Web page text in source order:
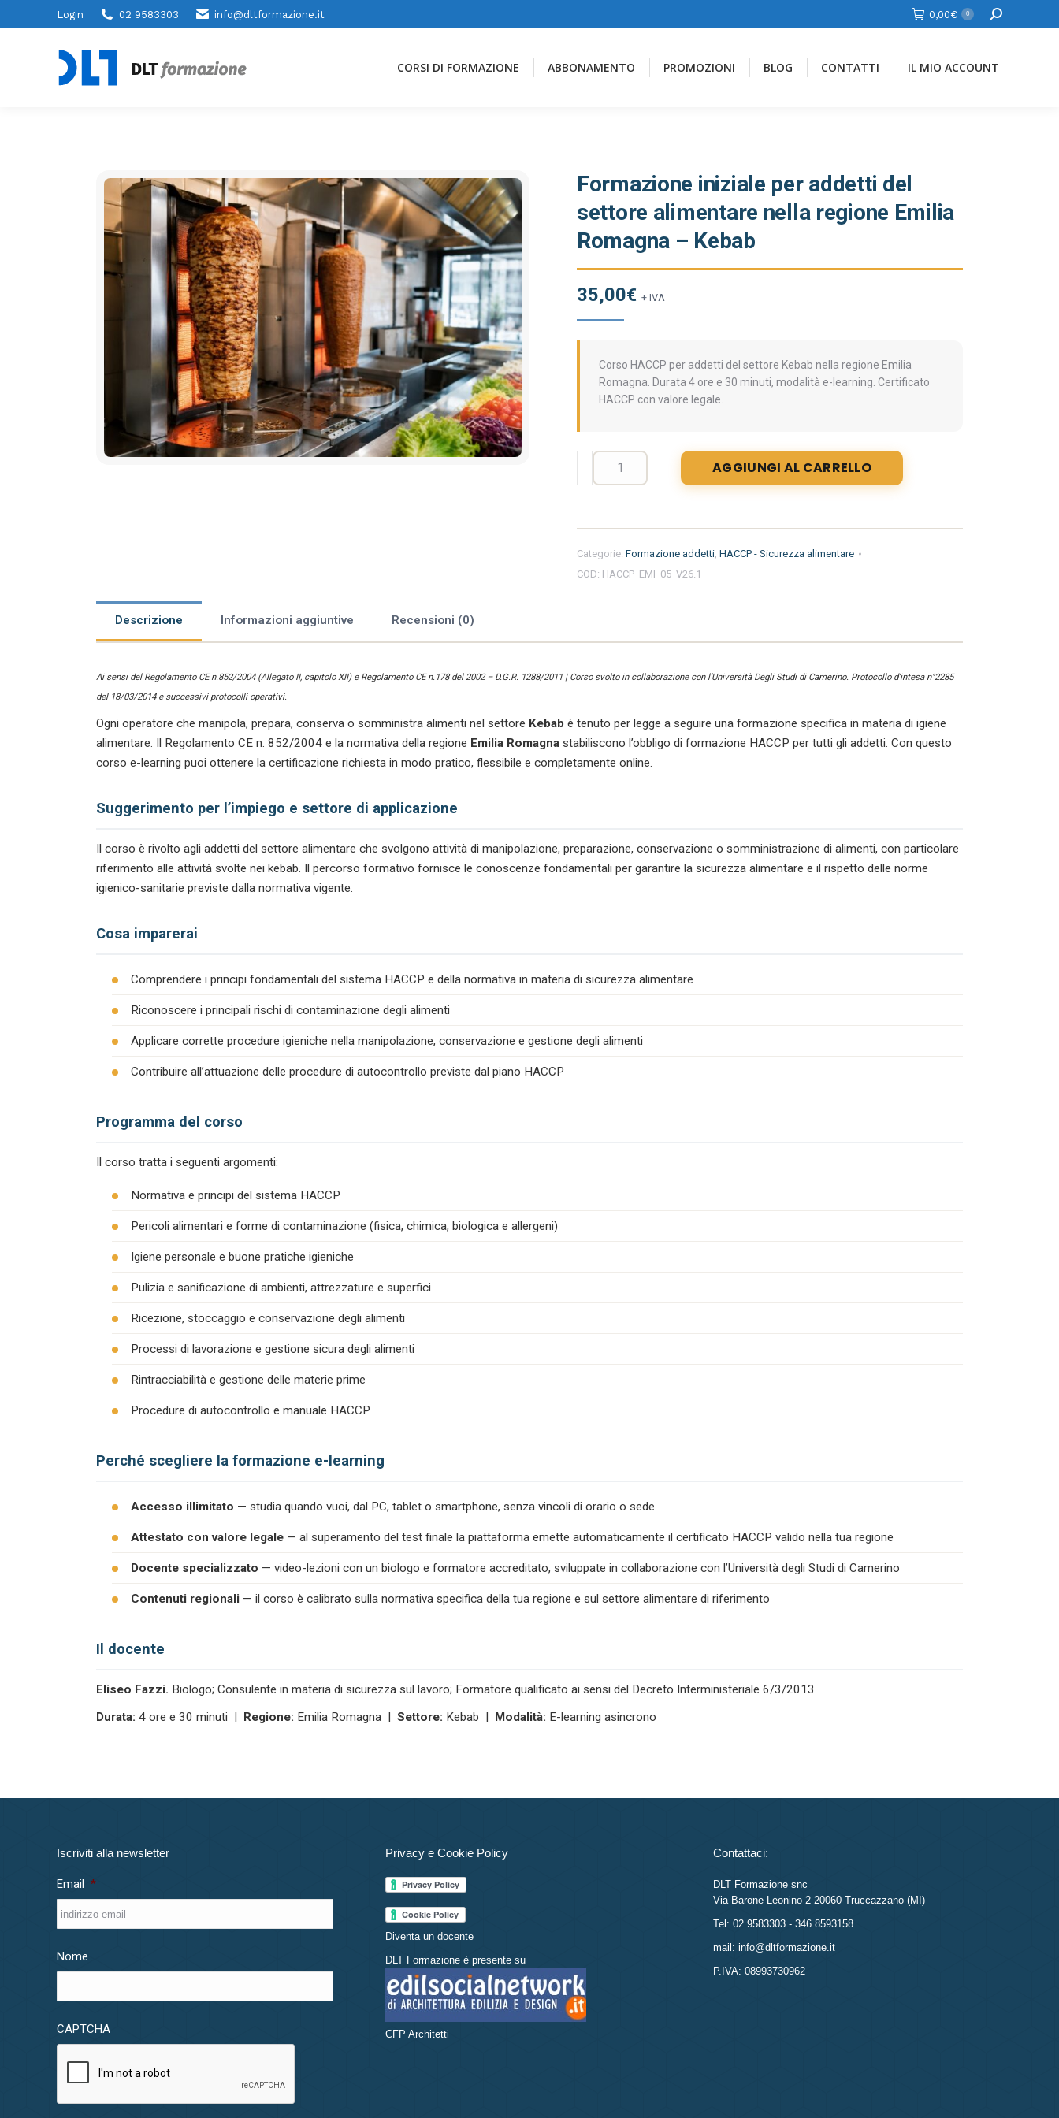
Login 02 9583303 info@dltformazione.it 0,00€ 0 Cerca
CORSI DI FORMAZIONE ABBONAMENTO PROMOZIONI BLOG CONTATTI IL MIO ACCOUNT
Formazione iniziale per addetti del
settore alimentare nella regione Emilia
Romagna – Kebab
35,00€ + IVA
Corso HACCP per addetti del settore Kebab nella regione Emilia
Romagna. Durata 4 ore e 30 minuti, modalità e-learning. Certificato
HACCP con valore legale.
Formazione
del
alimentare
nella
quantità
AGGIUNGI AL CARRELLO
Categorie: Formazione addetti, HACCP - Sicurezza alimentare
COD: HACCP_EMI_05_V26.1
Descrizione Informazioni aggiuntive Recensioni (0)
Ai sensi del Regolamento CE n.852/2004 (Allegato II, capitolo XII) e Regolamento CE n.178 del 2002 – D.G.R. 1288/2011 | Corso svolto in collaborazione con l’Università Degli Studi di Camerino. Protocollo d’intesa n°2285
del 18/03/2014 e successivi protocolli operativi.
Ogni operatore che manipola, prepara, conserva o somministra alimenti nel settore Kebab è tenuto per legge a seguire una formazione specifica in materia di igiene
alimentare. Il Regolamento CE n. 852/2004 e la normativa della regione Emilia Romagna stabiliscono l’obbligo di formazione HACCP per tutti gli addetti. Con questo
corso e-learning puoi ottenere la certificazione richiesta in modo pratico, flessibile e completamente online.
Suggerimento per l’impiego e settore di applicazione
Il corso è rivolto agli addetti del settore alimentare che svolgono attività di manipolazione, preparazione, conservazione o somministrazione di alimenti, con particolare
riferimento alle attività svolte nei kebab. Il percorso formativo fornisce le conoscenze fondamentali per garantire la sicurezza alimentare e il rispetto delle norme
igienico-sanitarie previste dalla normativa vigente.
Cosa imparerai
Comprendere i principi fondamentali del sistema HACCP e della normativa in materia di sicurezza alimentare
Riconoscere i principali rischi di contaminazione degli alimenti
Applicare corrette procedure igieniche nella manipolazione, conservazione e gestione degli alimenti
Contribuire all’attuazione delle procedure di autocontrollo previste dal piano HACCP
Programma del corso
Il corso tratta i seguenti argomenti:
Normativa e principi del sistema HACCP
Pericoli alimentari e forme di contaminazione (fisica, chimica, biologica e allergeni)
Igiene personale e buone pratiche igieniche
Pulizia e sanificazione di ambienti, attrezzature e superfici
Ricezione, stoccaggio e conservazione degli alimenti
Processi di lavorazione e gestione sicura degli alimenti
Rintracciabilità e gestione delle materie prime
Procedure di autocontrollo e manuale HACCP
Perché scegliere la formazione e-learning
Accesso illimitato — studia quando vuoi, dal PC, tablet o smartphone, senza vincoli di orario o sede
Attestato con valore legale — al superamento del test finale la piattaforma emette automaticamente il certificato HACCP valido nella tua regione
Docente specializzato — video-lezioni con un biologo e formatore accreditato, sviluppate in collaborazione con l’Università degli Studi di Camerino
Contenuti regionali — il corso è calibrato sulla normativa specifica della tua regione e sul settore alimentare di riferimento
Il docente
Eliseo Fazzi. Biologo; Consulente in materia di sicurezza sul lavoro; Formatore qualificato ai sensi del Decreto Interministeriale 6/3/2013
Durata: 4 ore e 30 minuti | Regione: Emilia Romagna | Settore: Kebab | Modalità: E-learning asincrono
Iscriviti alla newsletter
Email *
Nome
CAPTCHA
Privacy e Cookie Policy
Diventa un docente
DLT Formazione è presente su
CFP Architetti
Contattaci:
DLT Formazione snc
Via Barone Leonino 2 20060 Truccazzano (MI)
Tel: 02 9583303 - 346 8593158
mail: info@dltformazione.it
P.IVA: 08993730962